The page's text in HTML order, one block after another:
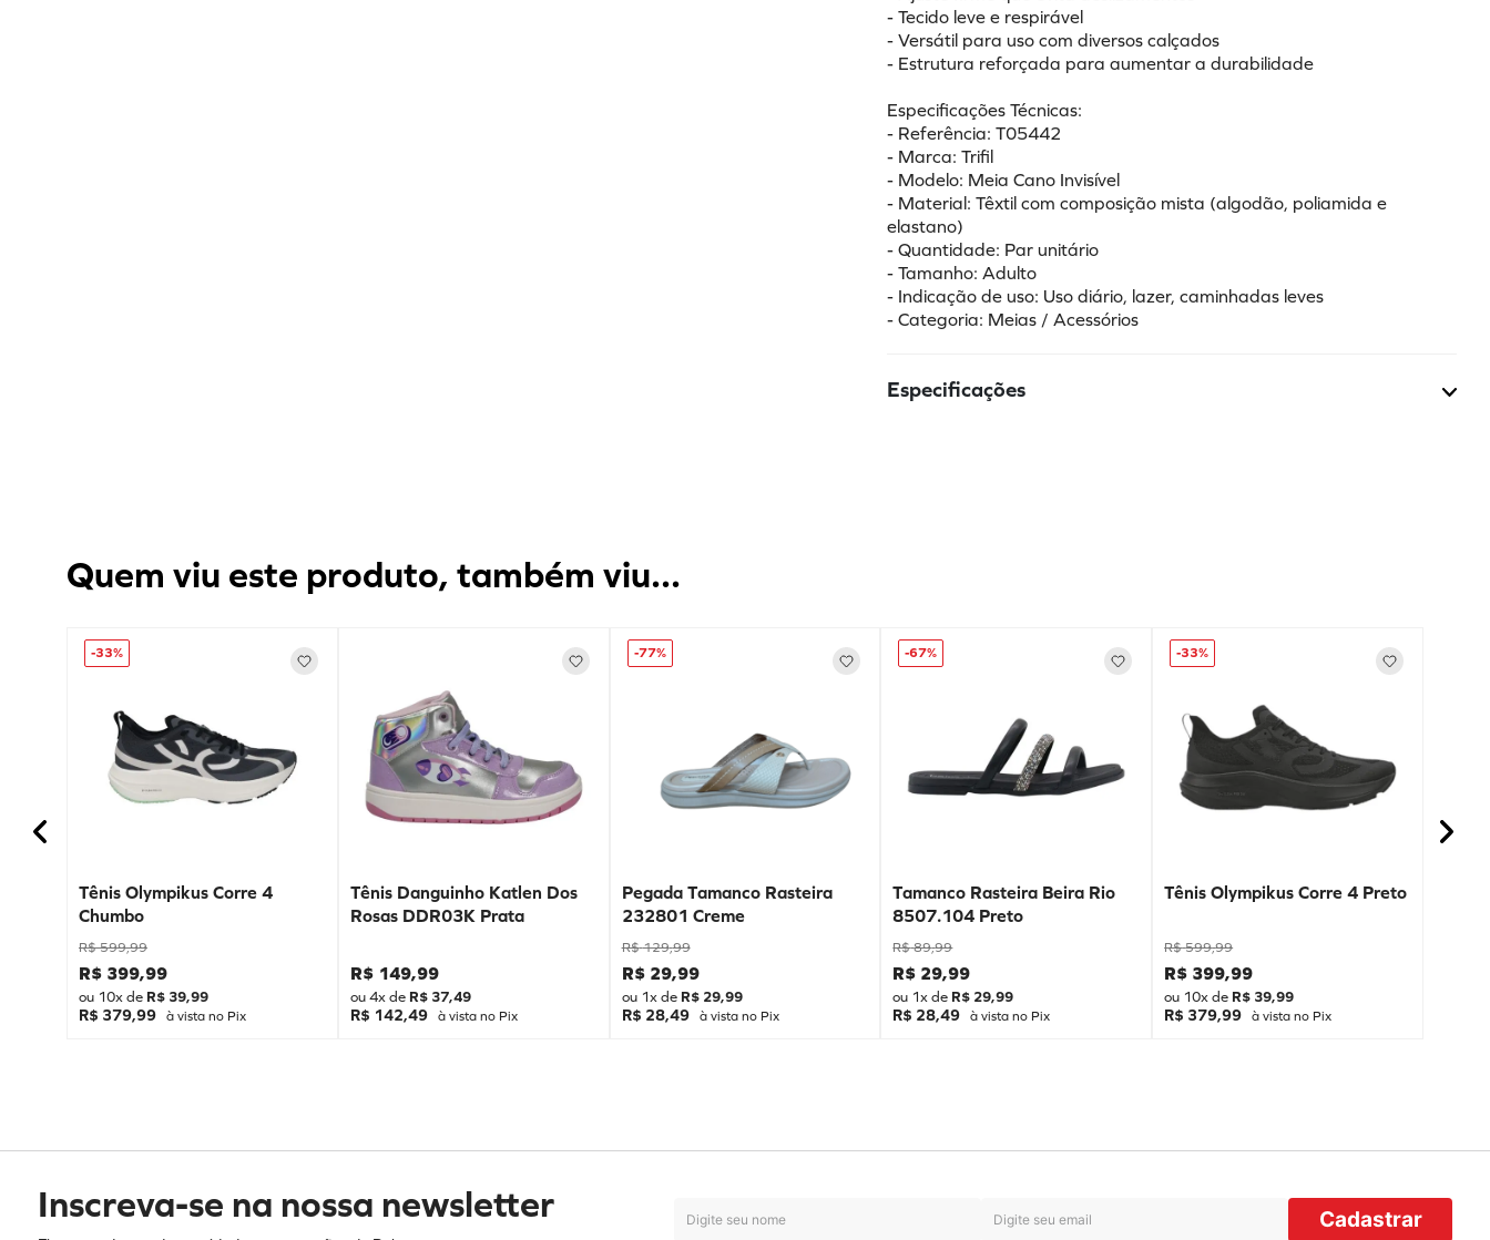
- Tecido leve e respirável
- Versátil para uso com diversos calçados
- Estrutura reforçada para aumentar a durabilidade
Especificações Técnicas:
- Referência: T05442
- Marca: Trifil
- Modelo: Meia Cano Invisível
- Material: Têxtil com composição mista (algodão, poliamida e
elastano)
- Quantidade: Par unitário
- Tamanho: Adulto
- Indicação de uso: Uso diário, lazer, caminhadas leves
- Categoria: Meias / Acessórios
Especificações
Quem viu este produto, também viu...
-33%
Tênis Olympikus Corre 4
Chumbo
R$ 599,99
R$ 399,99
ou 10x de R$ 39,99
R$ 379,99 à vista no Pix
Tênis Danguinho Katlen Dos
Rosas DDR03K Prata
R$ 149,99
ou4x de R$ 37,49
R$ 142,49 à vista no Pix
-77%
Pegada Tamanco Rasteira
232801 Creme
R$ 129,99
R$ 29,99
ou 1x de R$ 29,99
R$ 28,49 à vista no Pix
-67%
Tamanco Rasteira Beira Rio
8507.104 Preto
R$ 89,99
R$ 29,99
ou 1x de R$ 29,99
R$ 28,49 à vista no Pix
-33%
Tênis Olympikus Corre 4 Preto
R$ 599,99
R$ 399,99
ou 10x de R$ 39,99
R$ 379,99 à vista no Pix
Inscreva-se na nossa newsletter Cadastrar